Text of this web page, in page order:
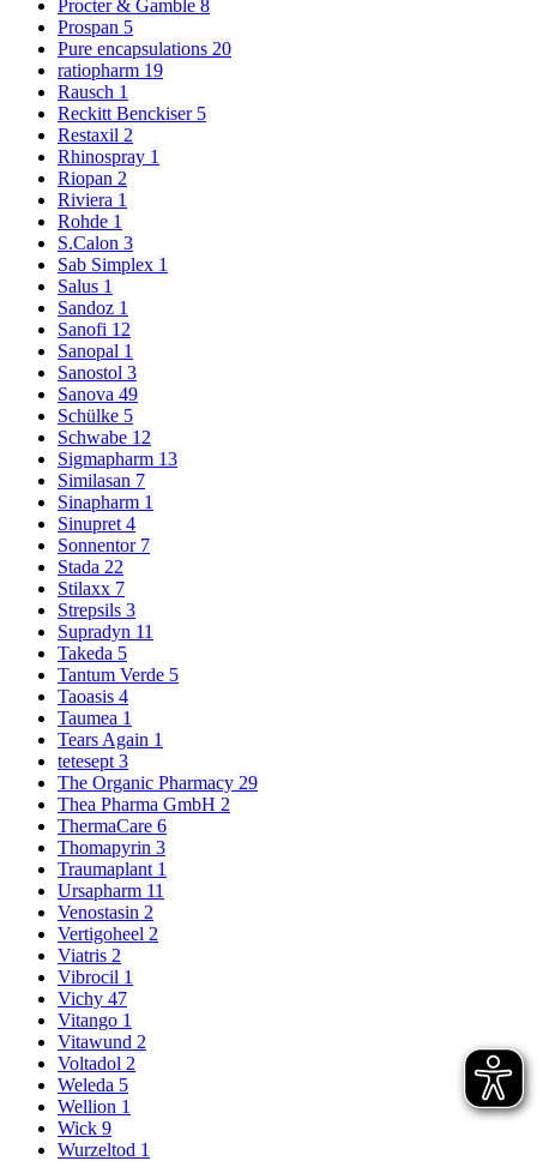
Procter & Gamble 8
Prospan 5
Pure encapsulations 20
ratiopharm 19
Rausch 1
Reckitt Benckiser 5
Restaxil 2
Rhinospray 1
Riopan 2
Riviera 1
Rohde 1
S.Calon 3
Sab Simplex 1
Salus 1
Sandoz 1
Sanofi 12
Sanopal 1
Sanostol 3
Sanova 49
Schülke 5
Schwabe 12
Sigmapharm 13
Similasan 7
Sinapharm 1
Sinupret 4
Sonnentor 7
Stada 22
Stilaxx 7
Strepsils 3
Supradyn 11
Takeda 5
Tantum Verde 5
Taoasis 4
Taumea 1
Tears Again 1
tetesept 3
The Organic Pharmacy 29
Thea Pharma GmbH 2
ThermaCare 6
Thomapyrin 3
Traumaplant 1
Ursapharm 11
Venostasin 2
Vertigoheel 2
Viatris 2
Vibrocil 1
Vichy 47
Vitango 1
Vitawund 2
Voltadol 2
Weleda 5
Wellion 1
Wick 9
Wurzeltod 1